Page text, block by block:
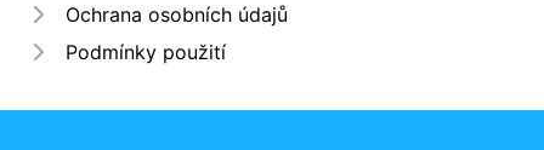
Ochrana osobních údajů
Podmínky použití